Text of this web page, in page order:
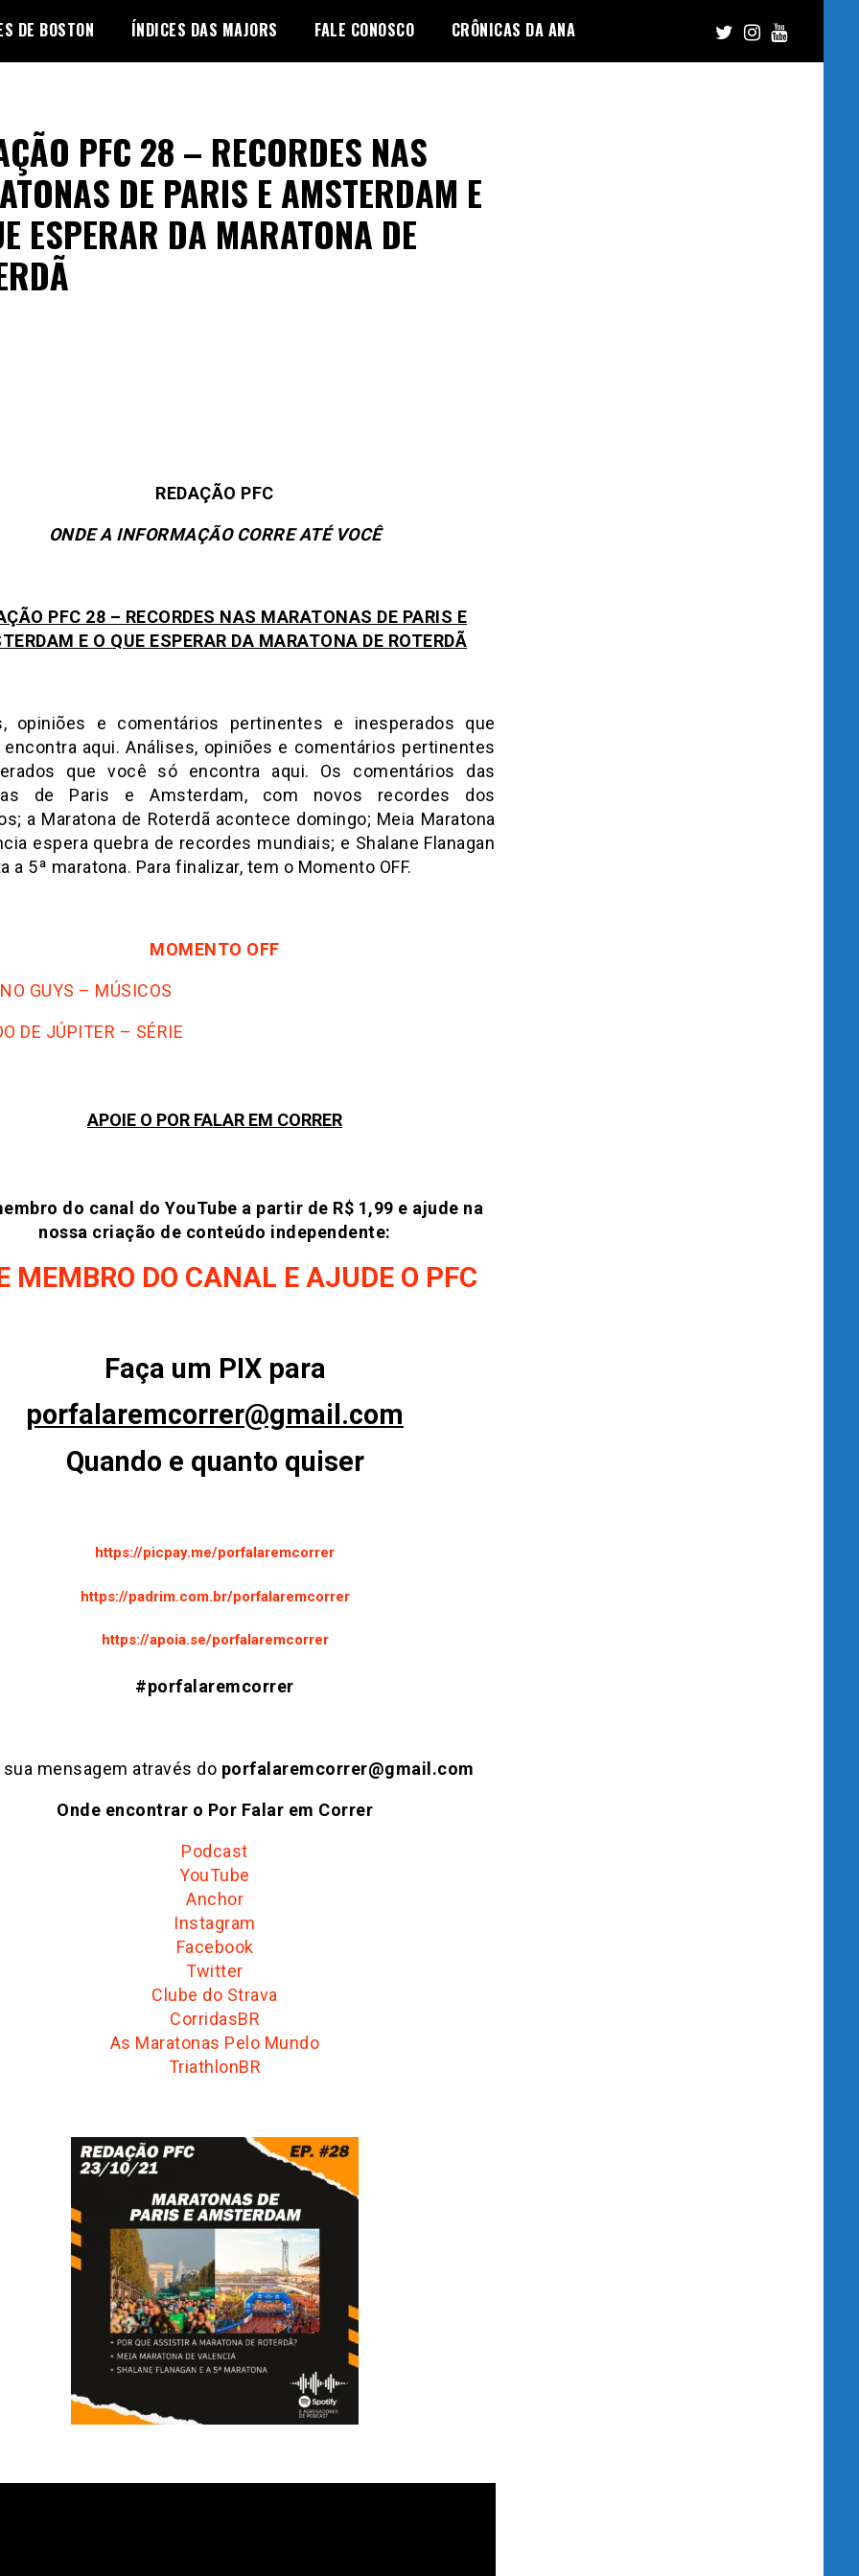
DE BOSTON ÍNDICES DAS MAJORS FALE CONOSCO CRÔNICAS DA ANA
PFC 28 – RECORDES NAS
DE PARIS E AMSTERDAM E
ESPERAR DA MARATONA DE
REDAÇÃO PFC
ONDE A INFORMAÇÃO CORRE ATÉ VOCÊ
PFC 28 – RECORDES NAS MARATONAS DE PARIS E
E O QUE ESPERAR DA MARATONA DE ROTERDÃ
opiniões e comentários pertinentes e inesperados que
aqui. Análises, opiniões e comentários pertinentes
que você só encontra aqui. Os comentários das
de Paris e Amsterdam, com novos recordes dos
a Maratona de Roterdã acontece domingo; Meia Maratona
espera quebra de recordes mundiais; e Shalane Flanagan
a 5ª maratona. Para finalizar, tem o Momento OFF.
MOMENTO OFF
GUYS – MÚSICOS
DE JÚPITER – SÉRIE
APOIE O POR FALAR EM CORRER
do canal do YouTube a partir de R$ 1,99 e ajude na
nossa criação de conteúdo independente:
MEMBRO DO CANAL E AJUDE O PFC
Faça um PIX para
porfalaremcorrer@gmail.com
Quando e quanto quiser
https://picpay.me/porfalaremcorrer
https://padrim.com.br/porfalaremcorrer
https://apoia.se/porfalaremcorrer
#porfalaremcorrer
sua mensagem através do porfalaremcorrer@gmail.com
Onde encontrar o Por Falar em Correr
Podcast
YouTube
Anchor
Instagram
Facebook
Twitter
Clube do Strava
CorridasBR
As Maratonas Pelo Mundo
TriathlonBR